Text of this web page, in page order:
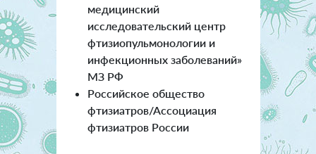
медицинский
исследовательский центр
фтизиопульмонологии и
инфекционных заболеваний»
МЗ РФ
Российское общество
фтизиатров/Ассоциация
фтизиатров России